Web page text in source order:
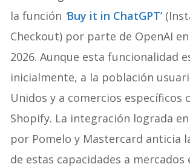
la función ‘Buy it in ChatGPT’
Checkout) por parte de OpenAI
2026. Aunque esta funcionalidad
inicialmente, a la población
Unidos y a comercios específicos
Shopify. La integración lograda
por Pomelo y Mastercard anticia
de estas capacidades a mercados